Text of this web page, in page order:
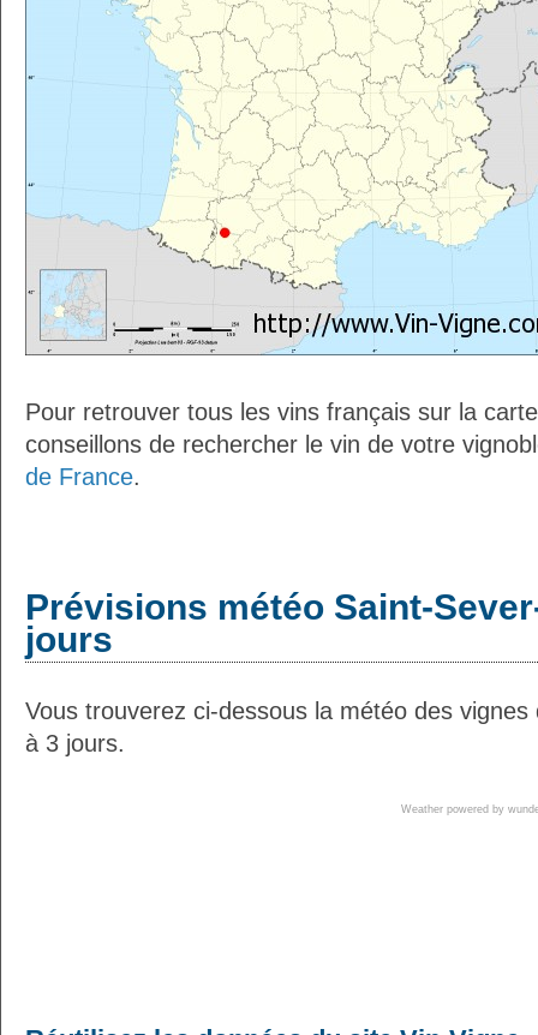
Pour retrouver tous les vins français sur la
conseillons de rechercher le vin de votre
de France.
Prévisions météo Saint-
jours
Vous trouverez ci-dessous la météo des
à 3 jours.
Weather powered by